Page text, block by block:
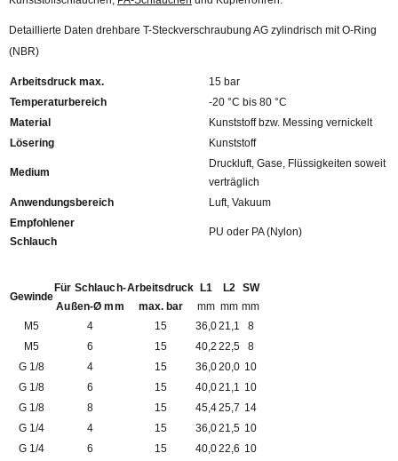
Detaillierte Daten drehbare T-Steckverschraubung AG zylindrisch mit O-Ring
(NBR)
Arbeitsdruck max.
15 bar
Temperaturbereich
-20 °C bis 80 °C
Material
Kunststoff bzw. Messing vernickelt
Lösering
Kunststoff
Medium
Druckluft, Gase, Flüssigkeiten soweit
verträglich
Anwendungsbereich
Luft, Vakuum
Empfohlener
Schlauch
PU oder PA (Nylon)
Gewinde
Für Schlauch-
Außen-Ø mm
Arbeitsdruck
max. bar
L1
mm
L2
mm
SW
mm
M5
4 15 36,021,1
8
M5
6 15 40,2 22,5
8
G 1/8
4 15 36,020,0 10
G 1/8
6 15 40,021,1 10
G 1/8
8 15 45,425,7 14
G 1/4
4 15 36,021,5 10
G 1/4
6 15 40,022,6 10